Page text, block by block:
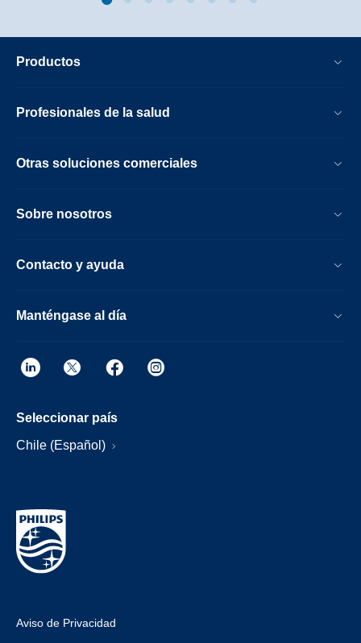
Productos
Profesionales de la salud
Otras soluciones comerciales
Sobre nosotros
Contacto y ayuda
Manténgase al día
Seleccionar país
Chile (Español)
Aviso de Privacidad